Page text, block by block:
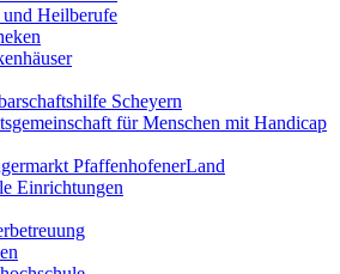
Heilberufe
Scheyern
für Menschen mit Handicap
PfaffenhofenerLand
Einrichtungen